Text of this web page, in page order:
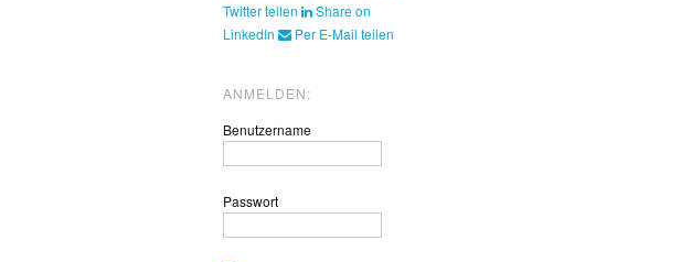
Twitter teilen
Share on
LinkedIn
Per E-Mail teilen
ANMELDEN:
Benutzername
Passwort